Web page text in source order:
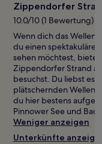
Zippendorfer
10.0/10 (1 Bewertung)
Wenn dich das
du einen
sehen möchtest, bietet
Zippendorfer Strand
besuchst. Du liebst es,
plätschernden Wellen
du hier bestens
Pinnower See und
Weniger anzeigen
Unterkünfte